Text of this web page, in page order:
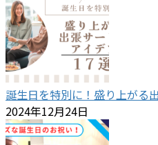
誕生日を特別に！盛り上がる
2024年12月24日